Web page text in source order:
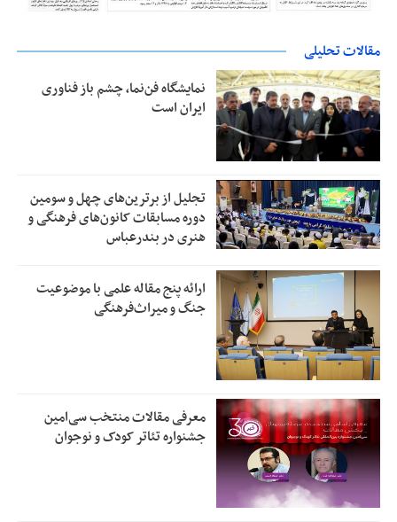
مقالات تحلیلی
نمایشگاه فن‌نما، چشم باز فناوری
ایران است
تجلیل از بر‌ترین‌های چهل و سومین
دوره مسابقات کانون‌های فرهنگی و
هنری در بندرعباس
ارائه پنج مقاله علمی با موضوعیت
جنگ و میراث‌فرهنگی
معرفی مقالات منتخب سی‌امین
جشنواره تئاتر کودک و نوجوان